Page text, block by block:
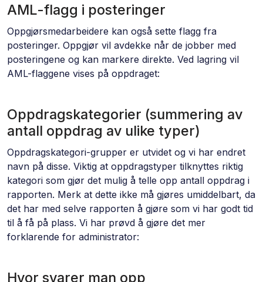
AML-flagg i posteringer
Oppgjørsmedarbeidere kan også sette flagg fra
posteringer. Oppgjør vil avdekke når de jobber med
posteringene og kan markere direkte. Ved lagring vil
AML-flaggene vises på oppdraget:
Oppdragskategorier (summering av
antall oppdrag av ulike typer)
Oppdragskategori-grupper er utvidet og vi har endret
navn på disse. Viktig at oppdragstyper tilknyttes riktig
kategori som gjør det mulig å telle opp antall oppdrag i
rapporten. Merk at dette ikke må gjøres umiddelbart, da
det har med selve rapporten å gjøre som vi har godt tid
til å få på plass. Vi har prøvd å gjøre det mer
forklarende for administrator:
Hvor svarer man opp